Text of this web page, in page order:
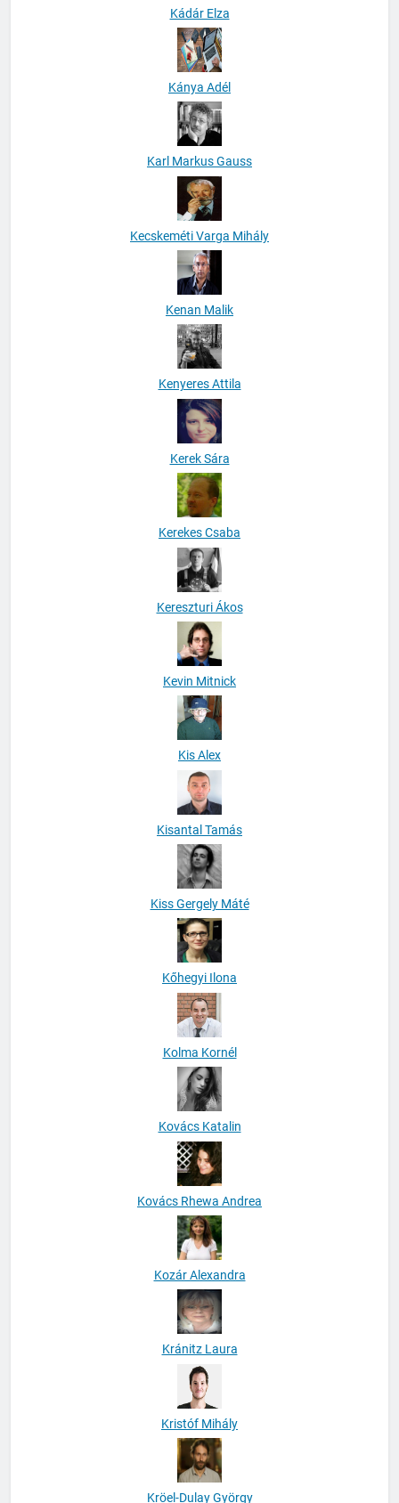
Kádár Elza
Kánya Adél
Karl Markus Gauss
Kecskeméti Varga Mihály
Kenan Malik
Kenyeres Attila
Kerek Sára
Kerekes Csaba
Kereszturi Ákos
Kevin Mitnick
Kis Alex
Kisantal Tamás
Kiss Gergely Máté
Kőhegyi Ilona
Kolma Kornél
Kovács Katalin
Kovács Rhewa Andrea
Kozár Alexandra
Kránitz Laura
Kristóf Mihály
Kröel-Dulay György